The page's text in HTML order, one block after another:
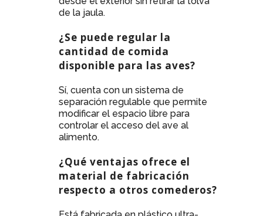
de la jaula.
¿Se puede regular la
cantidad de comida
disponible para las aves?
Sí, cuenta con un sistema de
separación regulable que permite
modificar el espacio libre para
controlar el acceso del ave al
alimento.
¿Qué ventajas ofrece el
material de fabricación
respecto a otros comederos?